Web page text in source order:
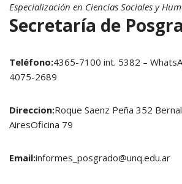
Especialización en Ciencias Sociales y
Secretaría de
Teléfono:4365-7100 int. 5382 –
4075-2689
Direccion:Roque Saenz Peña 352
AiresOficina 79
Email:informes_posgrado@unq.edu.ar